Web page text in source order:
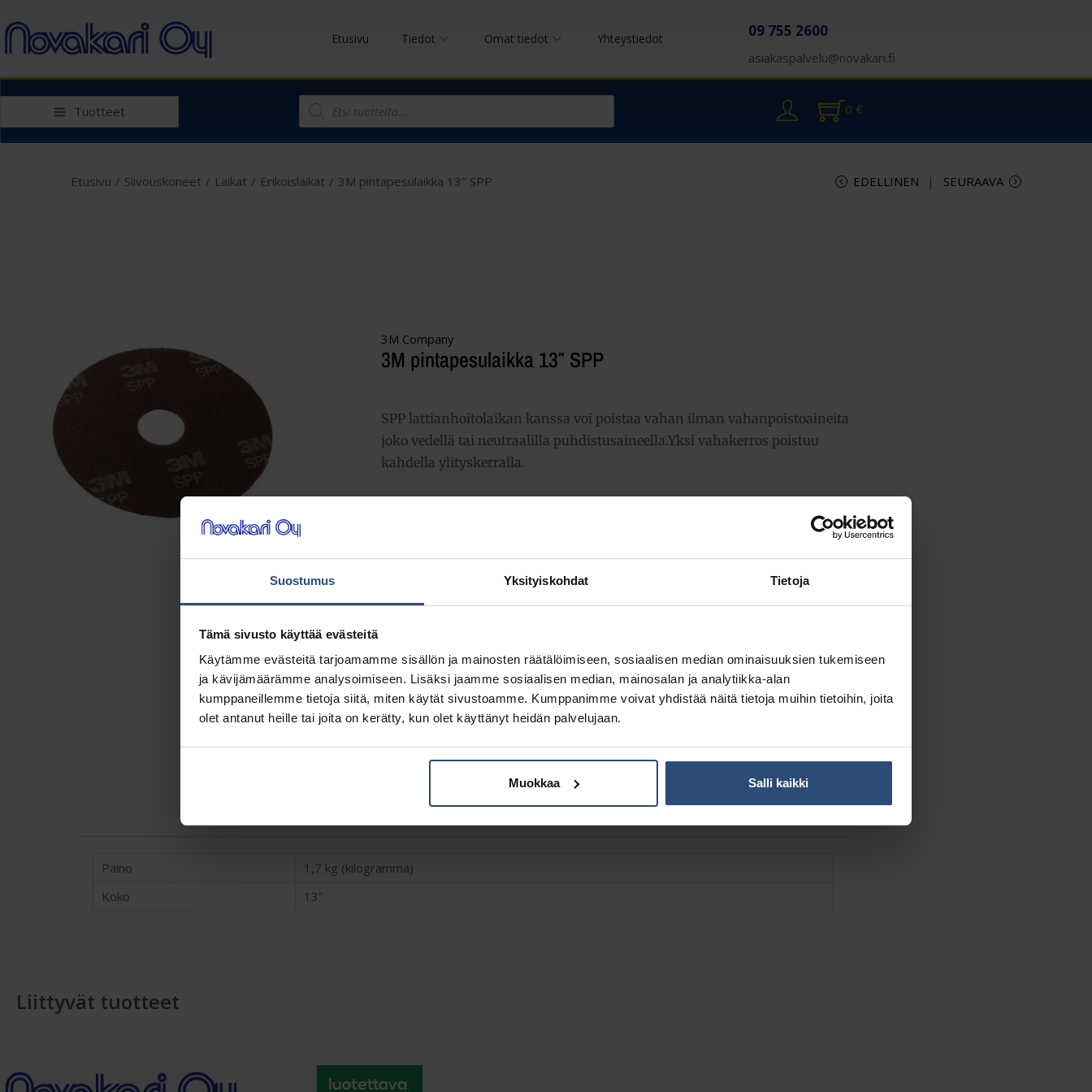
Suostumus Yksityiskohdat Tietoja
Tämä sivusto käyttää evästeitä
Käytämme evästeitä tarjoamamme sisällön ja mainosten räätälöimiseen, sosiaalisen median ominaisuuksien tukemiseen
ja kävijämäärämme analysoimiseen. Lisäksi jaamme sosiaalisen median, mainosalan ja analytiikka-alan
kumppaneillemme tietoja siitä, miten käytät sivustoamme. Kumppanimme voivat yhdistää näitä tietoja muihin tietoihin, joita
olet antanut heille tai joita on kerätty, kun olet käyttänyt heidän palvelujaan.
Muokkaa Salli kaikki
Etusivu Tiedot Omat tiedot Yhteystiedot 09 755 2600
asiakaspalvelu@novakari.fi
Tuotteet 0 €
Etusivu / Siivouskoneet / Laikat / Erikoislaikat / 3M pintapesulaikka 13″ SPP EDELLINEN SEURAAVA
3M Company
3M pintapesulaikka 13″ SPP
SPP lattianhoitolaikan kanssa voi poistaa vahan ilman vahanpoistoaineita
joko vedellä tai neutraalilla puhdistusaineella.Yksi vahakerros poistuu
kahdella ylityskerralla.
Tuotetunnus (SKU):mspp13
Osasto:Erikoislaikat
Paino
1,7 kg (kilogramma)
Koko
13”
Liittyvät tuotteet